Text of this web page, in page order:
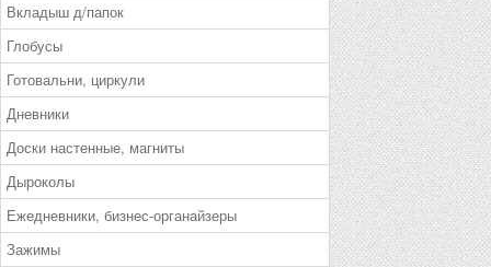
Вкладыш д/папок
Глобусы
Готовальни, циркули
Дневники
Доски настенные, магниты
Дыроколы
Ежедневники, бизнес-органайзеры
Зажимы